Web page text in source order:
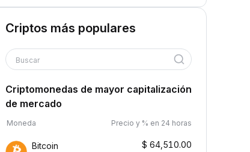
Criptos más populares
Buscar
Criptomonedas de mayor capitalización
de mercado
Moneda Precio y % en 24 horas
Bitcoin $ 64,510.00